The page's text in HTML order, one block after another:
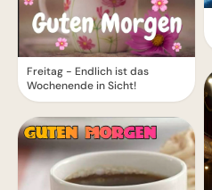
Freitag - Endlich ist das
Wochenende in Sicht!